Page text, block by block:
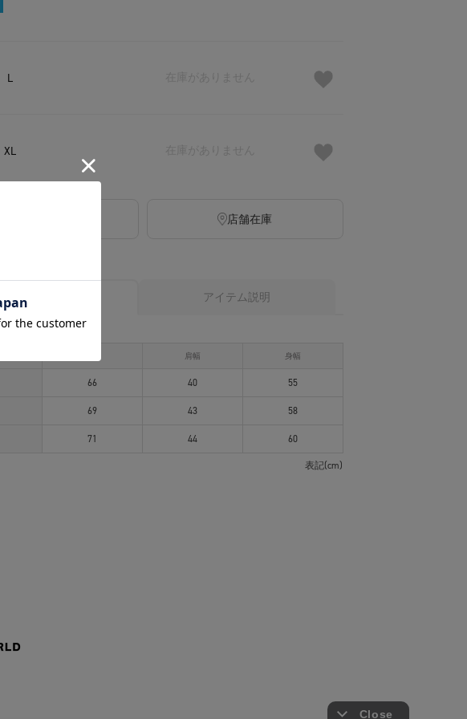
L
XL
店舗在庫
アイテムサイズ アイテム説明
肩幅 身幅
66 40 55
69 43 58
71 44 60
表記(cm)